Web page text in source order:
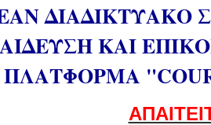
ΔΙΑΔΙΚΤΥΑΚΟ
ΚΑΙ